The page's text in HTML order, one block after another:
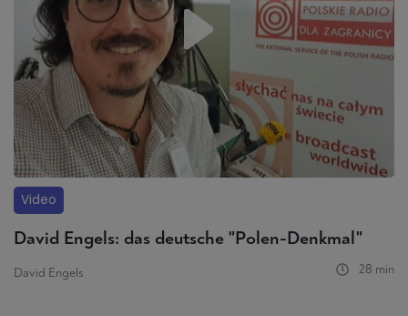
Video
David Engels: das deutsche "Polen-Denkmal"
David Engels 28 min